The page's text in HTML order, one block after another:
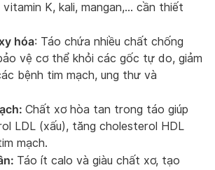
K, kali, mangan,… cần thiết
hóa: Táo chứa nhiều chất chống
vệ cơ thể khỏi các gốc tự do, giảm
bệnh tim mạch, ung thư và
Chất xơ hòa tan trong táo giúp
LDL (xấu), tăng cholesterol HDL
mạch.
Táo ít calo và giàu chất xơ, tạo